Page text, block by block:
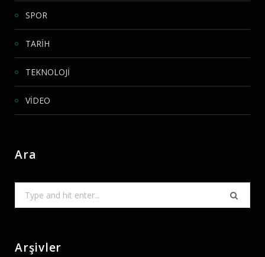
SPOR
TARİH
TEKNOLOJİ
VİDEO
Ara
for:
Arşivler